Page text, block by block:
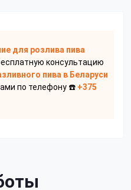
для розлива пива
консультацию
пива в Беларуси
по телефону ☎️ +375